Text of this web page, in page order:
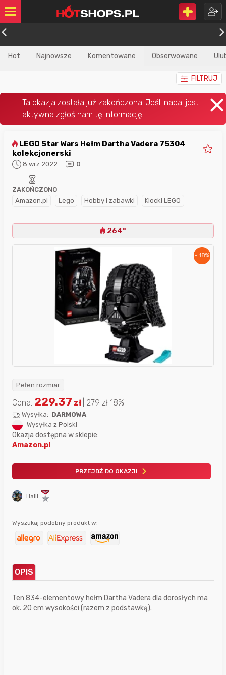
Hot Najnowsze Komentowane Obserwowane
FILTRUJ
kolekcjonerski
8 wrz 2022 0
Amazon.pl Lego Hobby i zabawki Klocki LEGO
ZAKOŃCZONO
264°
- 18%
Pełen rozmiar
Halll
Cena: 229.37 zł 279zł 18%
Wysyłka: DARMOWA
Wysyłka z Polski
Okazja dostępna w sklepie:
Amazon.pl
PRZEJDŹ DO OKAZJI
Wyszukaj podobny produkt w:
OPIS
Ten 834-elementowy hełm Dartha Vadera dla dorosłych ma
ok. 20 cm wysokości (razem z podstawką).